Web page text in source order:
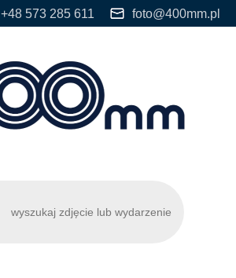
+48 573 285 611 foto@400mm.pl